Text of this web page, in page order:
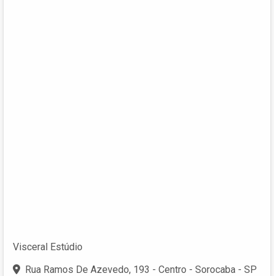
Visceral Estúdio
Rua Ramos De Azevedo, 193 - Centro - Sorocaba - SP